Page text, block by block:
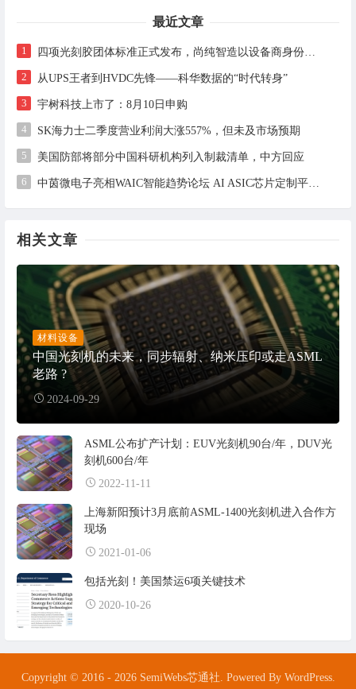
最近文章
1
2 从UPS王者到HVDC先锋——科华数据的“时代转身”
3 宇树科技上市了：8月10日申购
4 SK海力士二季度营业利润大涨557%，但未及市场预期
5 美国防部将部分中国科研机构列入制裁清单，中方回应
6
相关文章
材料设备
中国光刻机的未来，同步辐射、纳米压印或走ASML
老路 ?
2024-09-29
ASML公布扩产计划：EUV光刻机90台/年，DUV光
刻机600台/年
2022-11-11
上海新阳预计3月底前ASML-1400光刻机进入合作方
现场
2021-01-06
包括光刻！美国禁运6项关键技术
2020-10-26
Copyright © 2016 - 2026 SemiWebs芯通社. Powered By WordPress.